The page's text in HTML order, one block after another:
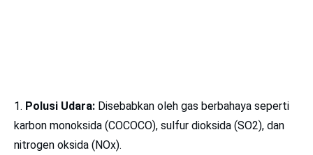
Polusi Udara: Disebabkan oleh gas berbahaya seperti
karbon monoksida (COCOCO), sulfur dioksida (SO2​), dan
nitrogen oksida (NOx).